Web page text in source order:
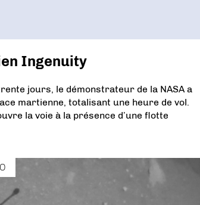
Ingenuity
jours, le démonstrateur de la NASA a
martienne, totalisant une heure de vol.
la voie à la présence d’une flotte